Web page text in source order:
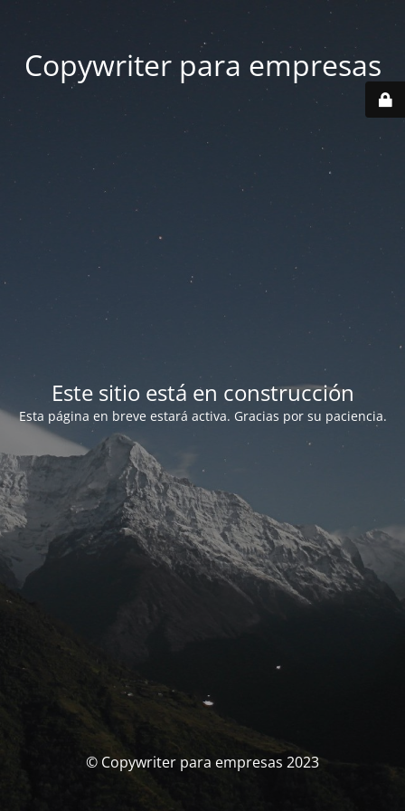
Copywriter para empresas
Este sitio está en construcción
Esta página en breve estará activa. Gracias por su paciencia.
© Copywriter para empresas 2023